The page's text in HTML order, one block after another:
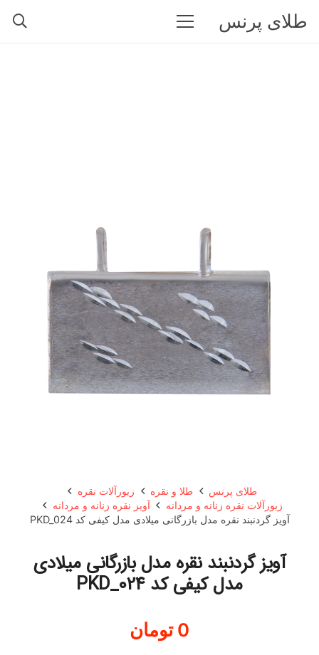
طلای پرنس
طلای پرنس طلا و نقره
زیورآلات نقره
زیورآلات نقره زنانه و مردانه
آویز نقره زنانه و مردانه
آویز گردنبند نقره مدل بازرگانی میلادی مدل کیفی کد PKD_024
آویز گردنبند نقره مدل بازرگانی میلادی
مدل کیفی کد PKD_024
0 تومان